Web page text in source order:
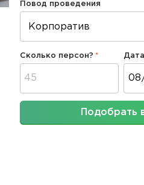
Повод проведения
Сколько персон? Дата
Подобрать